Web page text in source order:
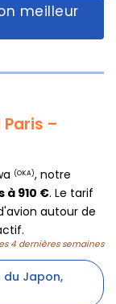
meilleur
–
(OKA), notre
à 910 €. Le tarif
autour de
4 dernières semaines
du Japon,